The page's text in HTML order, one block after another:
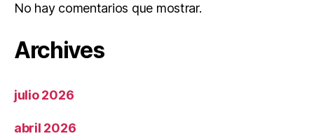
No hay comentarios que mostrar.
Archives
julio 2026
abril 2026